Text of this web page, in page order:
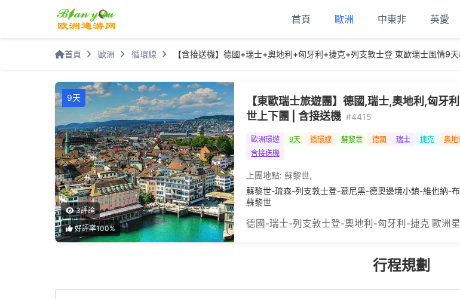
首頁 歐洲 中東非 英愛
首頁 歐洲 循環線 【含接送機】德國+瑞士+奧地利+匈牙利+捷克+列支敦士登 東歐瑞士風情9
9天
3評論
好評率100%
【東歐瑞士旅遊團】德國,瑞士,奧地利,匈牙
世上下團 | 含接送機 #4415
歐洲環遊 9天 循環線 蘇黎世 德國 瑞士 捷克 奧地
含接送機
上團地點: 蘇黎世,
蘇黎世-琉森-列支敦士登-慕尼黑-德奧邊境小鎮-維也納-
蘇黎世
德國-瑞士-列支敦士登-奧地利-匈牙利-捷克 歐洲
行程規劃